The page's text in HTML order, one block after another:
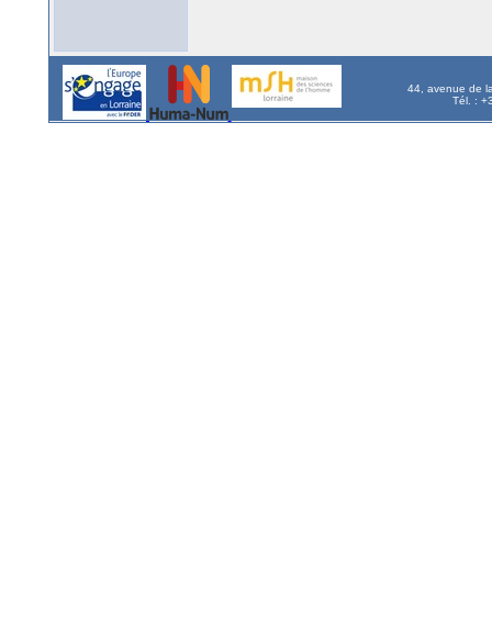
44, avenue de
Tél. :